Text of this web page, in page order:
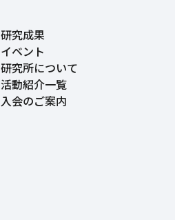
研究成果
イベント
研究所について
活動紹介一覧
入会のご案内